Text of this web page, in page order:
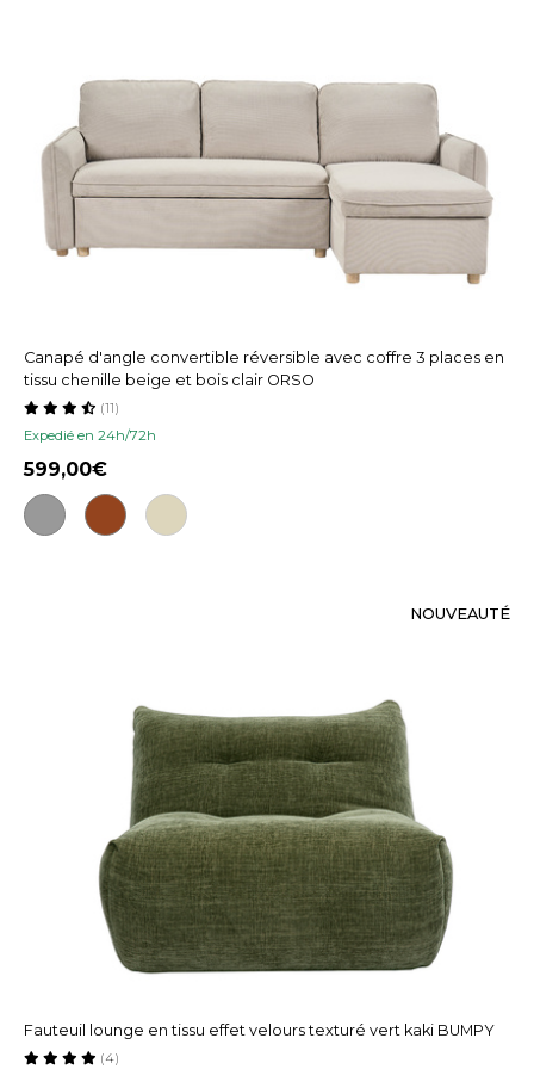
Canapé d'angle convertible réversible avec coffre 3 places en
tissu chenille beige et bois clair ORSO
Expedié en 24h/72h
(11)
599,00
NOUVEAUTÉ
Fauteuil lounge en tissu effet velours texturé vert kaki BUMPY
(4)